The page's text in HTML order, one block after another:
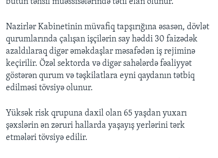
bütün təhsil müəssisələrində tətil elan olunur.
Nazirlər Kabinetinin müvafiq tapşırığına əsasən, dövlət
qurumlarında çalışan işçilərin say həddi 30 faizədək
azaldılaraq digər əməkdaşlar məsafədən iş rejiminə
keçirilir. Özəl sektorda və digər sahələrdə fəaliyyət
göstərən qurum və təşkilatlara eyni qaydanın tətbiq
edilməsi tövsiyə olunur.
Yüksək risk qrupuna daxil olan 65 yaşdan yuxarı
şəxslərin ən zəruri hallarda yaşayış yerlərini tərk
etmələri tövsiyə edilir.